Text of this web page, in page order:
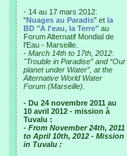
- 14 au 17 mars 2012:
"Nuages au Paradis" et la
BD "A l'eau, la Terre" au
Forum Alternatif Mondial de
l'Eau - Marseille.
- March 14th to 17th, 2012:
"Trouble in Paradise” and “Our
planet under Water”, at the
Alternative World Water
Forum (Marseille).
- Du 24 novembre 2011 au
10 avril 2012 - mission à
Tuvalu :
- From November 24th, 2011
to April 10th, 2012 - Mission
in Tuvalu :